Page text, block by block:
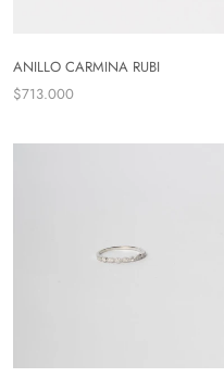
ANILLO CARMINA RUBI
$713.000